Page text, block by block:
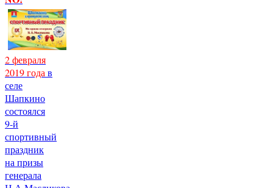
2 февраля
2019 года в
селе
Шапкино
состоялся
9-й
спортивный
праздник
на призы
генерала